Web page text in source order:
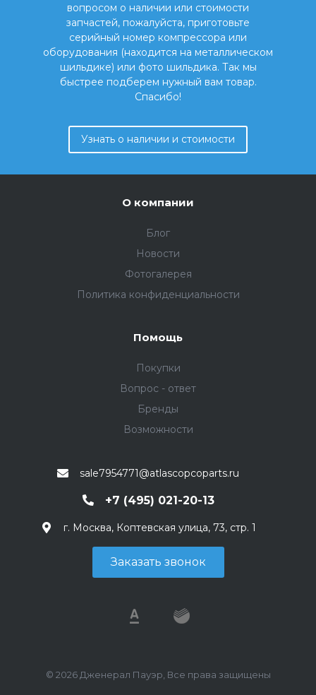
вопросом о наличии или стоимости
запчастей, пожалуйста, приготовьте
серийный номер компрессора или
оборудования (находится на металлическом
шильдике) или фото шильдика. Так мы
быстрее подберем нужный вам товар.
Спасибо!
Узнать о наличии и стоимости
О компании
Блог
Новости
Фотогалерея
Политика конфиденциальности
Помощь
Покупки
Вопрос - ответ
Бренды
Возможности
sale7954771@atlascopcoparts.ru
+7 (495) 021-20-13
г. Москва, Коптевская улица, 73, стр. 1
Заказать звонок
© 2026 Дженерал Пауэр, Все права защищены